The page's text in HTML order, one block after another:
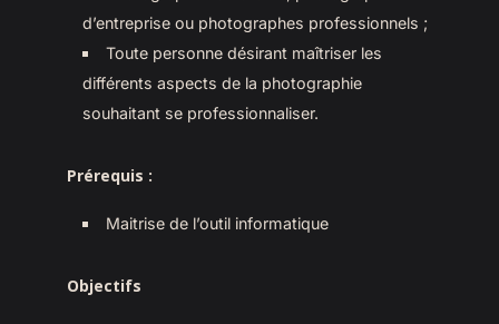
d’entreprise ou photographes professionnels ;
Toute personne désirant maîtriser les
différents aspects de la photographie
souhaitant se professionnaliser.
Prérequis :
Maitrise de l’outil informatique
Objectifs